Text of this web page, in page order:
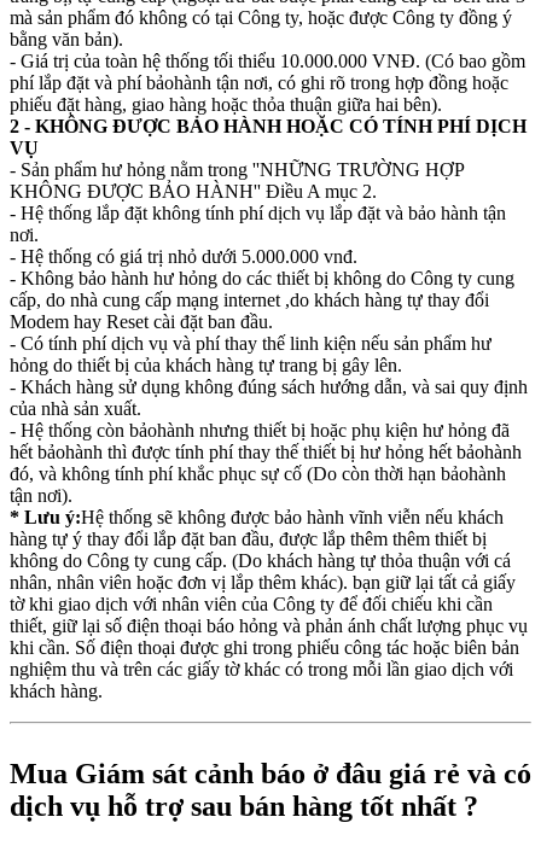
mà sản phẩm đó không có tại Công ty, hoặc được Công ty đồng ý
bằng văn bản).
- Giá trị của toàn hệ thống tối thiểu 10.000.000 VNĐ. (Có bao gồm
phí lắp đặt và phí bảohành tận nơi, có ghi rõ trong hợp đồng hoặc
phiếu đặt hàng, giao hàng hoặc thỏa thuận giữa hai bên).
2 - KHÔNG ĐƯỢC BẢO HÀNH HOẶC CÓ TÍNH PHÍ DỊCH
VỤ
- Sản phẩm hư hỏng nằm trong ''NHỮNG TRƯỜNG HỢP
KHÔNG ĐƯỢC BẢO HÀNH'' Điều A mục 2.
- Hệ thống lắp đặt không tính phí dịch vụ lắp đặt và bảo hành tận
nơi.
- Hệ thống có giá trị nhỏ dưới 5.000.000 vnđ.
- Không bảo hành hư hỏng do các thiết bị không do Công ty cung
cấp, do nhà cung cấp mạng internet ,do khách hàng tự thay đổi
Modem hay Reset cài đặt ban đầu.
- Có tính phí dịch vụ và phí thay thế linh kiện nếu sản phẩm hư
hỏng do thiết bị của khách hàng tự trang bị gây lên.
- Khách hàng sử dụng không đúng sách hướng dẫn, và sai quy định
của nhà sản xuất.
- Hệ thống còn bảohành nhưng thiết bị hoặc phụ kiện hư hỏng đã
hết bảohành thì được tính phí thay thế thiết bị hư hỏng hết bảohành
đó, và không tính phí khắc phục sự cố (Do còn thời hạn bảohành
tận nơi).
* Lưu ý:Hệ thống sẽ không được bảo hành vĩnh viễn nếu khách
hàng tự ý thay đổi lắp đặt ban đầu, được lắp thêm thêm thiết bị
không do Công ty cung cấp. (Do khách hàng tự thỏa thuận với cá
nhân, nhân viên hoặc đơn vị lắp thêm khác). bạn giữ lại tất cả giấy
tờ khi giao dịch với nhân viên của Công ty để đối chiếu khi cần
thiết, giữ lại số điện thoại báo hỏng và phản ánh chất lượng phục vụ
khi cần. Số điện thoại được ghi trong phiếu công tác hoặc biên bản
nghiệm thu và trên các giấy tờ khác có trong mỗi lần giao dịch với
khách hàng.
Mua Giám sát cảnh báo ở đâu giá rẻ và có
dịch vụ hỗ trợ sau bán hàng tốt nhất ?